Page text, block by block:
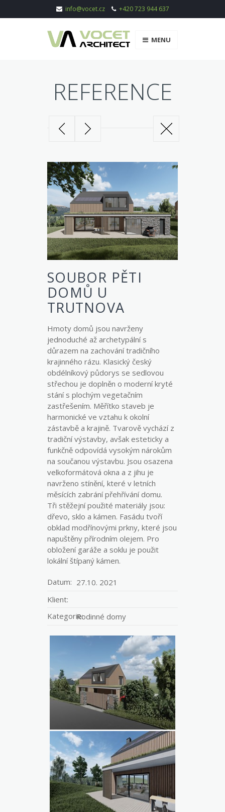
info@vocet.cz +420 723 944 637
MENU
REFERENCE
SOUBOR PĚTI
DOMŮ U
TRUTNOVA
Hmoty domů jsou navrženy
jednoduché až archetypální s
důrazem na zachování tradičního
krajinného rázu. Klasický český
obdélníkový půdorys se sedlovou
střechou je doplněn o moderní kryté
stání s plochým vegetačním
zastřešením. Měřítko staveb je
harmonické ve vztahu k okolní
zástavbě a krajině. Tvarově vychází z
tradiční výstavby, avšak esteticky a
funkčně odpovídá vysokým nárokům
na součanou výstavbu. Jsou osazena
velkoformátová okna a z jihu je
navrženo stínění, které v letních
měsících zabrání přehřívání domu.
Tři stěžejní použité materiály jsou:
dřevo, sklo a kámen. Fasádu tvoří
obklad modřínovými prkny, které jsou
napuštěny přírodním olejem. Pro
obložení garáže a soklu je použit
lokální štípaný kámen.
Datum: 27.10. 2021
Klient:
Kategorie:Rodinné domy